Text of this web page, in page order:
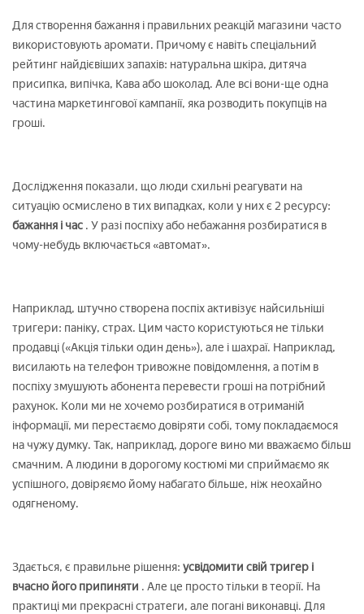
Для створення бажання і правильних реакцій магазини часто
використовують аромати. Причому є навіть спеціальний
рейтинг найдієвіших запахів: натуральна шкіра, дитяча
присипка, випічка, Кава або шоколад. Але всі вони-ще одна
частина маркетингової кампанії, яка розводить покупців на
гроші.
Дослідження показали, що люди схильні реагувати на
ситуацію осмислено в тих випадках, коли у них є 2 ресурсу:
бажання і час . У разі поспіху або небажання розбиратися в
чому-небудь включається «автомат».
Наприклад, штучно створена поспіх активізує найсильніші
тригери: паніку, страх. Цим часто користуються не тільки
продавці («Акція тільки один день»), але і шахраї. Наприклад,
висилають на телефон тривожне повідомлення, а потім в
поспіху змушують абонента перевести гроші на потрібний
рахунок. Коли ми не хочемо розбиратися в отриманій
інформації, ми перестаємо довіряти собі, тому покладаємося
на чужу думку. Так, наприклад, дороге вино ми вважаємо більш
смачним. А людини в дорогому костюмі ми сприймаємо як
успішного, довіряємо йому набагато більше, ніж неохайно
одягненому.
Здається, є правильне рішення: усвідомити свій тригер і
вчасно його припиняти . Але це просто тільки в теорії. На
практиці ми прекрасні стратеги, але погані виконавці. Для